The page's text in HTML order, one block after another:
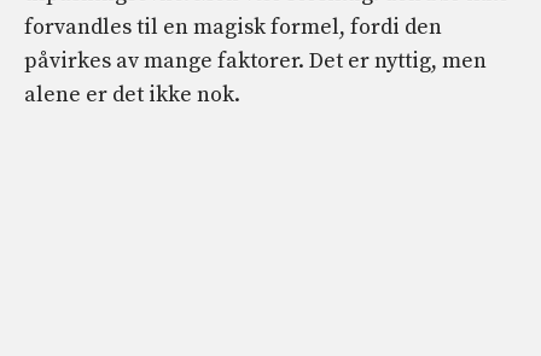
forvandles til en magisk formel, fordi den
påvirkes av mange faktorer. Det er nyttig, men
alene er det ikke nok.